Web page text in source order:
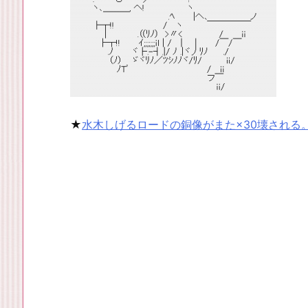
★水木しげるロードの銅像がまた×30壊される